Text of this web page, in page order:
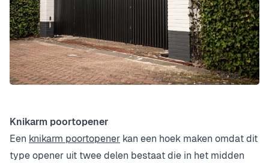
Knikarm poortopener
Een knikarm poortopener kan een hoek maken omdat dit
type opener uit twee delen bestaat die in het midden